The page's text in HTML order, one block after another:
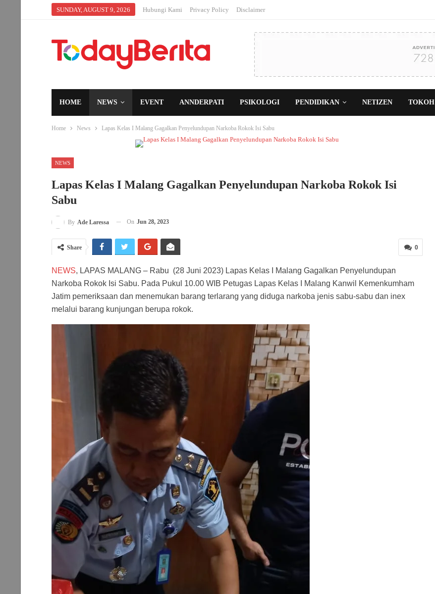
SUNDAY, AUGUST 9, 2026 Hubungi Kami Privacy Policy Disclaimer
HOME NEWS EVENT ANNDERPATI PSIKOLOGI PENDIDIKAN NETIZEN TOKOH
Home News Lapas Kelas I Malang Gagalkan Penyelundupan Narkoba Rokok Isi Sabu
NEWS
Lapas Kelas I Malang Gagalkan Penyelundupan Narkoba Rokok Isi
Sabu
By Ade Laressa On Jun 28, 2023
0
Share
NEWS, LAPAS MALANG – Rabu (28 Juni 2023) Lapas Kelas I Malang Gagalkan Penyelundupan
Narkoba Rokok Isi Sabu. Pada Pukul 10.00 WIB Petugas Lapas Kelas I Malang Kanwil Kemenkumham
Jatim pemeriksaan dan menemukan barang terlarang yang diduga narkoba jenis sabu-sabu dan inex
melalui barang kunjungan berupa rokok.